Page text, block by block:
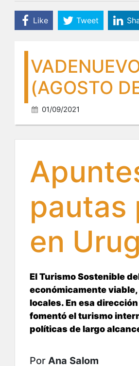
Like Tweet
(AGOSTO
01/09/2021
pautas
en
El Turismo Sostenible
económicamente
locales. En esa
fomentó el turismo
políticas de largo
Por Ana Salom